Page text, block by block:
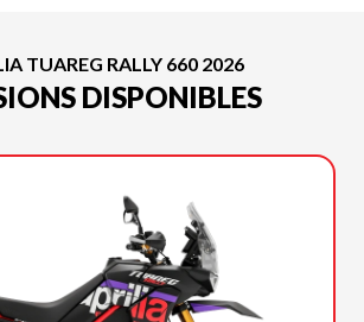
TUAREG RALLY 660 2026
DISPONIBLES